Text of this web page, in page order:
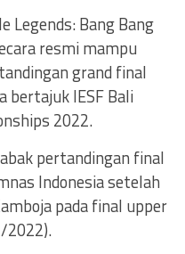
Legends: Bang Bang
resmi mampu
grand final
bertajuk IESF Bali
2022.
pertandingan final
Indonesia setelah
pada final upper
2022).